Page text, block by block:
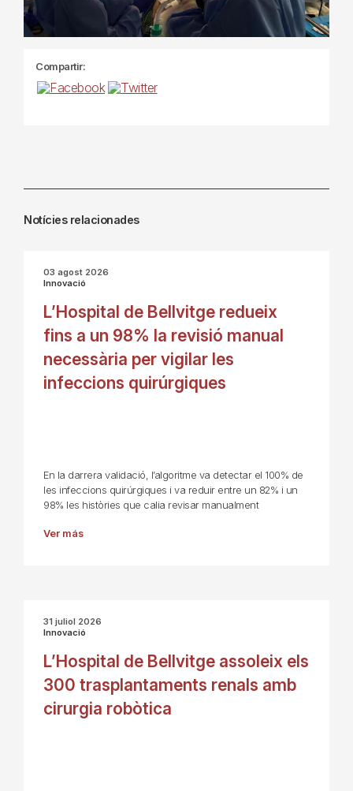
Compartir:
Notícies relacionades
03 agost 2026
Innovació
L’Hospital de Bellvitge redueix
fins a un 98% la revisió manual
necessària per vigilar les
infeccions quirúrgiques
En la darrera validació, l’algoritme va detectar el 100% de
les infeccions quirúrgiques i va reduir entre un 82% i un
98% les històries que calia revisar manualment
Ver más
31 juliol 2026
Innovació
L’Hospital de Bellvitge assoleix els
300 trasplantaments renals amb
cirurgia robòtica